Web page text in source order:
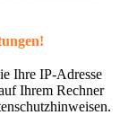
Ihre IP-Adresse
Ihrem Rechner